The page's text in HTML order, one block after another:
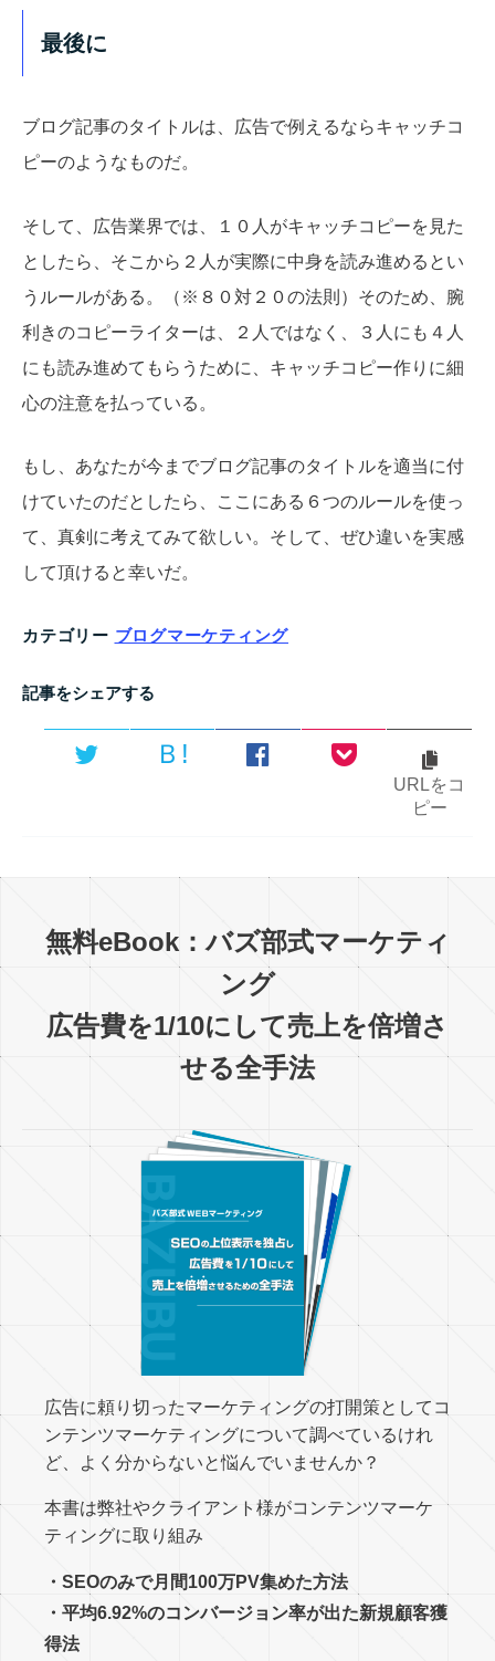
最後に
ブログ記事のタイトルは、広告で例えるならキャッチコ
ピーのようなものだ。
そして、広告業界では、１０人がキャッチコピーを見た
としたら、そこから２人が実際に中身を読み進めるとい
うルールがある。（※８０対２０の法則）そのため、腕
利きのコピーライターは、２人ではなく、３人にも４人
にも読み進めてもらうために、キャッチコピー作りに細
心の注意を払っている。
もし、あなたが今までブログ記事のタイトルを適当に付
けていたのだとしたら、ここにある６つのルールを使っ
て、真剣に考えてみて欲しい。そして、ぜひ違いを実感
して頂けると幸いだ。
カテゴリー ブログマーケティング
記事をシェアする
Ｂ!
URLをコ
ピー
無料eBook：バズ部式マーケティ
ング
広告費を1/10にして売上を倍増さ
せる全手法
広告に頼り切ったマーケティングの打開策としてコ
ンテンツマーケティングについて調べているけれ
ど、よく分からないと悩んでいませんか？
本書は弊社やクライアント様がコンテンツマーケ
ティングに取り組み
・SEOのみで月間100万PV集めた方法
・平均6.92%のコンバージョン率が出た新規顧客獲
得法